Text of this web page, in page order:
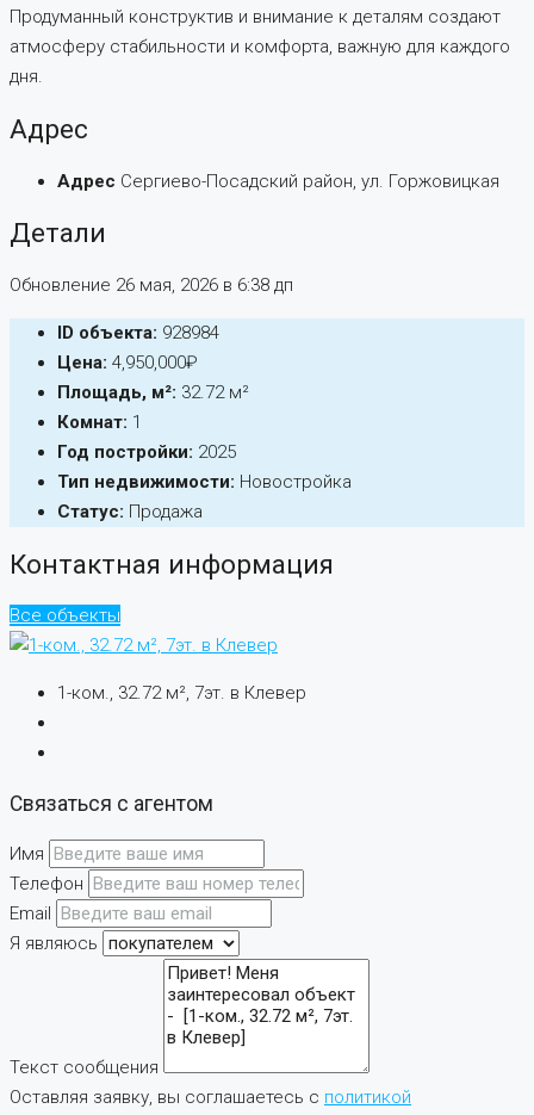
Продуманный конструктив и внимание к деталям создают
атмосферу стабильности и комфорта, важную для каждого
дня.
Адрес
Адрес Сергиево-Посадский район, ул. Горжовицкая
Детали
Обновление 26 мая, 2026 в 6:38 дп
ID объекта: 928984
Цена: 4,950,000₽
Площадь, м²: 32.72 м²
Комнат: 1
Год постройки: 2025
Тип недвижимости: Новостройка
Статус: Продажа
Контактная информация
Все объекты
1-ком., 32.72 м², 7эт. в Клевер
Связаться с агентом
Имя
Телефон
Email
Я являюсь
Текст сообщения
Оставляя заявку, вы соглашаетесь с политикой